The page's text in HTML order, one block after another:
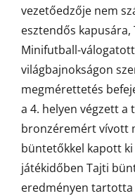
vezetőedzője nem
esztendős kapusára,
Minifutball-
világbajnokságon
megmérettetés
a 4. helyen végzett
bronzéremért vívott
büntetőkkel kapott
játékidőben Tajti
eredményen tartotta